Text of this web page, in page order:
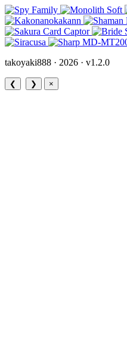
takoyaki888 · 2026 · v1.2.0
❮ ❯ ×